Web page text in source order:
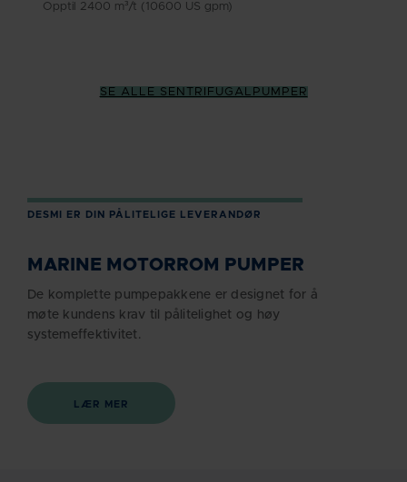
Opptil 2400 m³/t (10600 US gpm)
SE ALLE SENTRIFUGALPUMPER
DESMI ER DIN PÅLITELIGE LEVERANDØR
MARINE MOTORROM PUMPER
De komplette pumpepakkene er designet for å
møte kundens krav til pålitelighet og høy
systemeffektivitet.
LÆR MER